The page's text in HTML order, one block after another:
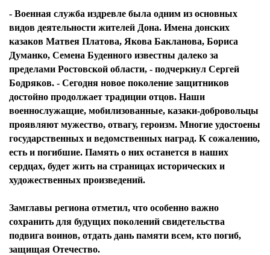
- Военная служба издревле была одним из основных
видов деятельности жителей Дона. Имена донских
казаков Матвея Платова, Якова Бакланова, Бориса
Думанко, Семена Буденного известны далеко за
пределами Ростовской области, - подчеркнул Сергей
Бодряков. - Сегодня новое поколение защитников
достойно продолжает традиции отцов. Наши
военнослужащие, мобилизованные, казаки-добровольцы
проявляют мужество, отвагу, героизм. Многие удостоены
государственных и ведомственных наград. К сожалению,
есть и погибшие. Память о них останется в наших
сердцах, будет жить на страницах исторических и
художественных произведений.
Замглавы региона отметил, что особенно важно
сохранить для будущих поколений свидетельства
подвига воинов, отдать дань памяти всем, кто погиб,
защищая Отечество.